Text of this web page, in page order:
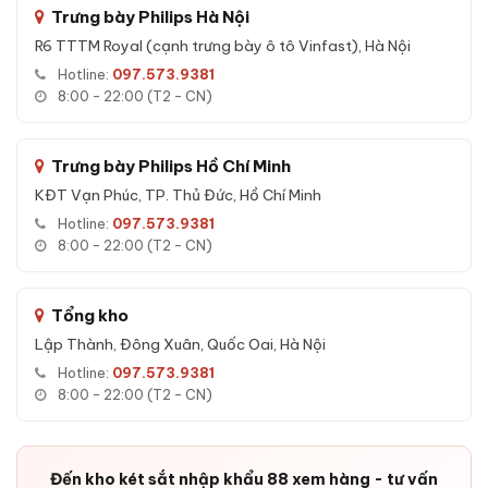
Tính năng Két sắt việt tiệp K79E khóa
điện tử
Vật liệu bê-tông chịu nhiệt và sợi
cách nhiệt giúp tài sản, tài liệu nguyên vẹn khi xảy ra hoả
hoạn.
Khoá kép an toàn:
tay, bắt buộc xác thực 2 lớp mới mở được két.
Chống dò mã:Tự khoá tạm thời khi nhập sai mã liên tiếp -
chặn đứng kiểu tấn công thử mã.
Trưng bày Philips Hà Nội
R6 TTTM Royal (cạnh trưng bày ô tô Vinfast), Hà Nội
Hotline: 097.573.9381
8:00 - 22:00 (T2 - CN)
Trưng bày Philips Hồ Chí Minh
KĐT Vạn Phúc, TP. Thủ Đức, Hồ Chí Minh
Hotline: 097.573.9381
8:00 - 22:00 (T2 - CN)
Tổng kho
Lập Thành, Đông Xuân, Quốc Oai, Hà Nội
Hotline: 097.573.9381
8:00 - 22:00 (T2 - CN)
Đến kho két sắt nhập khẩu 88 xem hàng - tư vấn